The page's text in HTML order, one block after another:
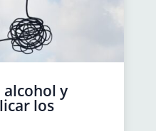
y
los